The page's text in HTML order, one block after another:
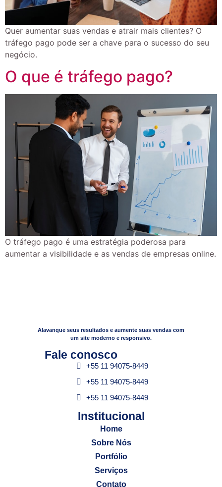
Quer aumentar suas vendas e atrair mais clientes? O
tráfego pago pode ser a chave para o sucesso do seu
negócio.
O que é tráfego pago?
O tráfego pago é uma estratégia poderosa para
aumentar a visibilidade e as vendas de empresas online.
Alavanque seus resultados e aumente suas vendas com
um site moderno e responsivo.
Fale conosco​
+55 11 94075-8449
+55 11 94075-8449
+55 11 94075-8449
Institucional​
Home
Sobre Nós
Portfólio
Serviços
Contato